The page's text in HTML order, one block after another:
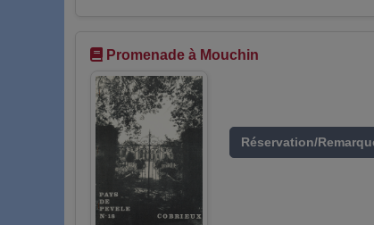
Promenade à Mouchin
Réservation/